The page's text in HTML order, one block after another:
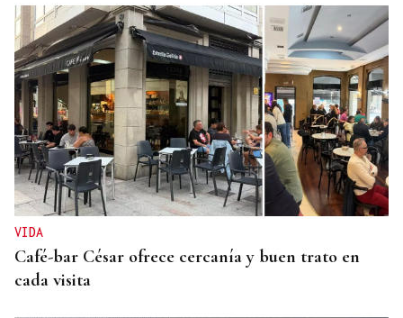
VIDA
Café-bar César ofrece cercanía y buen trato en
cada visita